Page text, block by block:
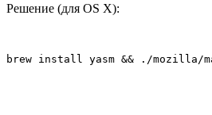
Решение (для OS X):
brew install yasm && ./mozilla/